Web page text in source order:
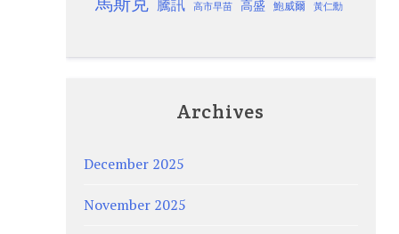
騰訊 高市早苗 高盛 鮑威爾 黃仁勳
Archives
December 2025
November 2025